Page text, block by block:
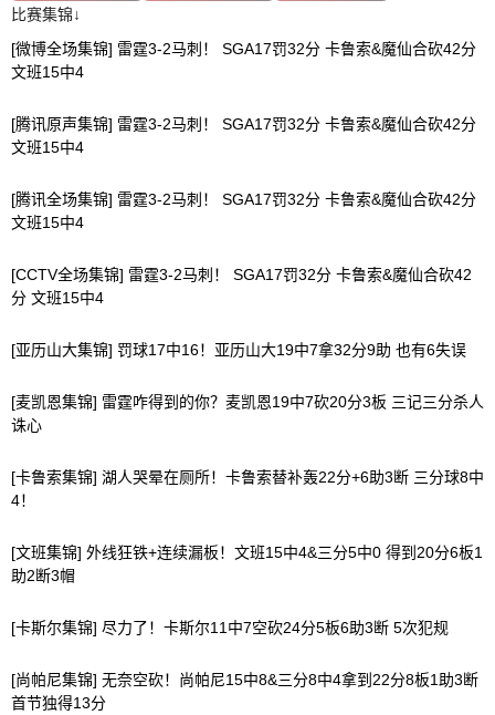
比赛集锦↓
[微博全场集锦] 雷霆3-2马刺！ SGA17罚32分 卡鲁索&魔仙合砍42分
文班15中4
[腾讯原声集锦] 雷霆3-2马刺！ SGA17罚32分 卡鲁索&魔仙合砍42分
文班15中4
[腾讯全场集锦] 雷霆3-2马刺！ SGA17罚32分 卡鲁索&魔仙合砍42分
文班15中4
[CCTV全场集锦] 雷霆3-2马刺！ SGA17罚32分 卡鲁索&魔仙合砍42
分 文班15中4
[亚历山大集锦] 罚球17中16！亚历山大19中7拿32分9助 也有6失误
[麦凯恩集锦] 雷霆咋得到的你？麦凯恩19中7砍20分3板 三记三分杀人
诛心
[卡鲁索集锦] 湖人哭晕在厕所！卡鲁索替补轰22分+6助3断 三分球8中
4！
[文班集锦] 外线狂铁+连续漏板！文班15中4&三分5中0 得到20分6板1
助2断3帽
[卡斯尔集锦] 尽力了！卡斯尔11中7空砍24分5板6助3断 5次犯规
[尚帕尼集锦] 无奈空砍！尚帕尼15中8&三分8中4拿到22分8板1助3断
首节独得13分